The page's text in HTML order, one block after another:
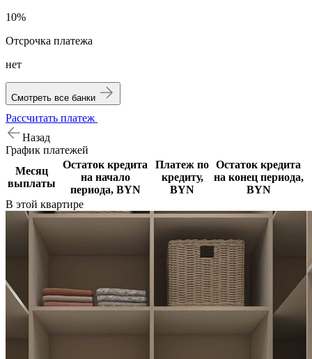
10%
Отсрочка платежа
нет
Смотреть все банки
Рассчитать платеж
Назад
График платежей
Месяц
выплаты
Остаток кредита
на начало
периода, BYN
Платеж по
кредиту,
BYN
Остаток кредита
на конец периода,
BYN
В этой квартире